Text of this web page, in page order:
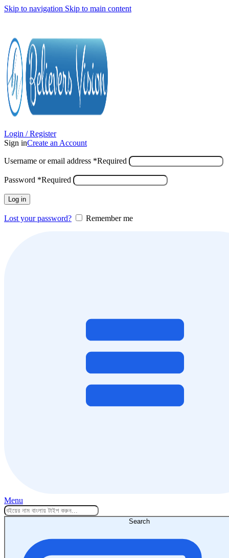
Skip to navigation Skip to main content
Login / Register
Sign inCreate an Account
Username or email address *Required
Password *Required
Log in
Lost your password? Remember me
Menu
Search